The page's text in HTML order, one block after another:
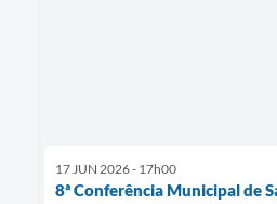
17 JUN 2026 - 17h00
8ª Conferência Municipal de